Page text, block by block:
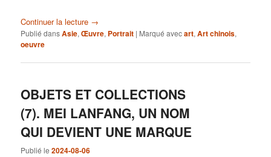
Continuer la lecture →
Publié dansAsie,Œuvre, Portrait | Marqué avecart,Art chinois,
oeuvre
OBJETS ET COLLECTIONS
(7). MEI LANFANG, UN NOM
QUI DEVIENT UNE MARQUE
Publié le2024-08-06